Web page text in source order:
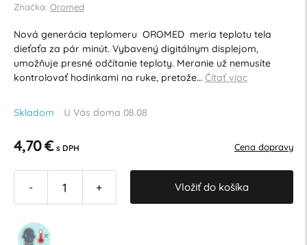
Značka: Oromed
Nová generácia teplomeru OROMED meria teplotu tela
dieťaťa za pár minút. Vybavený digitálnym displejom,
umožňuje presné odčítanie teploty. Meranie už nemusíte
kontrolovať hodinkami na ruke, pretože… Čítať viac
Skladom U Vás doma 08.08
4,70 € s DPH Cena dopravy
- + Vložiť do košíka